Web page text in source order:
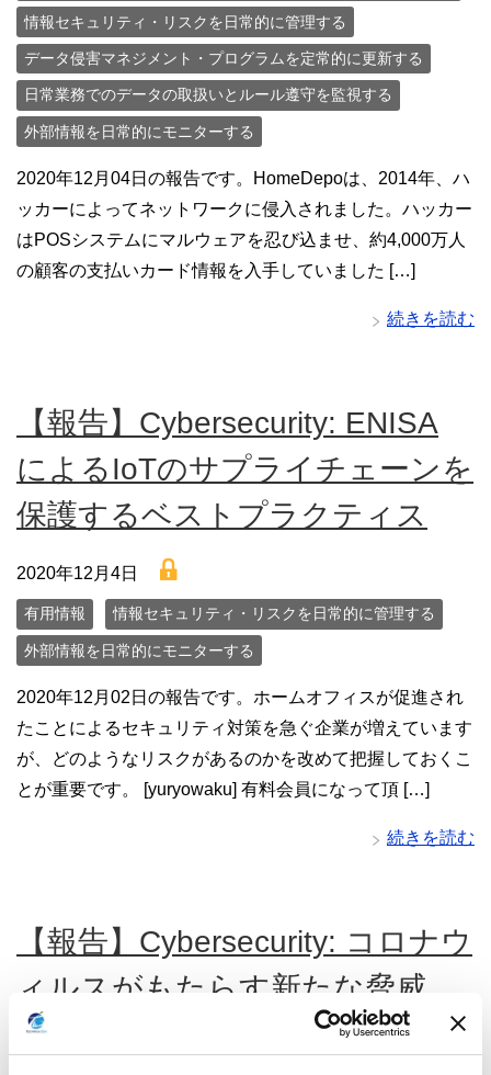
情報セキュリティ・リスクを日常的に管理する
データ侵害マネジメント・プログラムを定常的に更新する
日常業務でのデータの取扱いとルール遵守を監視する
外部情報を日常的にモニターする
2020年12月04日の報告です。HomeDepoは、2014年、ハ
ッカーによってネットワークに侵入されました。ハッカー
はPOSシステムにマルウェアを忍び込ませ、約4,000万人
の顧客の支払いカード情報を入手していました […]
続きを読む
【報告】Cybersecurity: ENISA
によるIoTのサプライチェーンを
保護するベストプラクティス
2020年12月4日 lock
有用情報 情報セキュリティ・リスクを日常的に管理する
外部情報を日常的にモニターする
2020年12月02日の報告です。ホームオフィスが促進され
たことによるセキュリティ対策を急ぐ企業が増えています
が、どのようなリスクがあるのかを改めて把握しておくこ
とが重要です。 [yuryowaku] 有料会員になって頂 […]
続きを読む
【報告】Cybersecurity: コロナウ
ィルスがもたらす新たな脅威